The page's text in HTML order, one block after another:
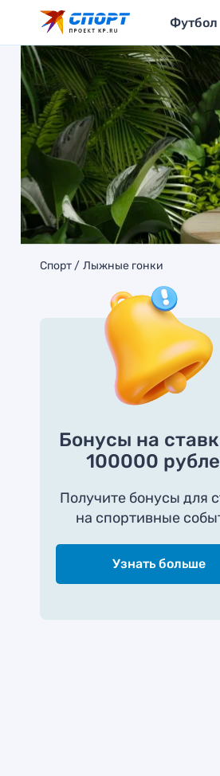
Футбол
Спорт Лыжные гонки
Бонусы на
100000
Получите бонусы для
на спортивные
Узнать больше